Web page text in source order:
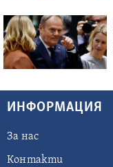
ИНФОРМАЦИЯ
За нас
Контакти